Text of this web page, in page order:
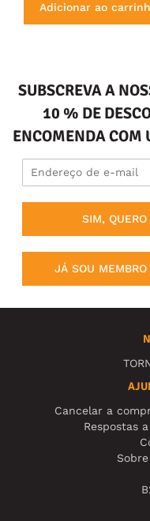
Adicionar ao
SUBSCREVA A
10 % DE
ENCOMENDA COM
SIM,
JÁ SOU
Cancelar a
Respostas